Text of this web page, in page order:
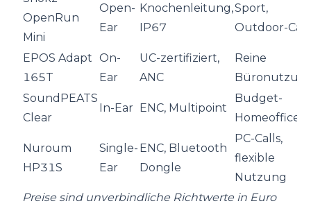
OpenRun
Mini
Open-
Ear
Knochenleitung,
IP67
Sport,
Outdoor-
EPOS Adapt
165T
On-
Ear
UC-zertifiziert,
ANC
Reine
SoundPEATS
Clear
In-Ear ENC, Multipoint
Budget-
Homeoffice
Nuroum
HP31S
Single-
Ear
ENC, Bluetooth
Dongle
PC-Calls,
flexible
Nutzung
Preise sind unverbindliche Richtwerte in Euro